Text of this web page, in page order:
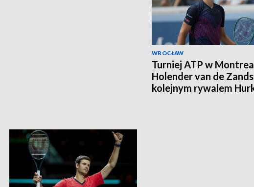
WROCŁAW
Turniej ATP w
Holender van de
kolejnym rywalem